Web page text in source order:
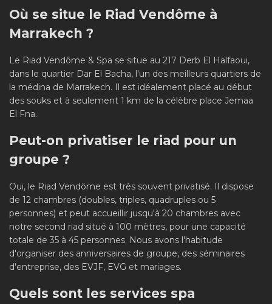
Où se situe le Riad Vendôme à
Marrakech ?
Le Riad Vendôme & Spa se situe au 217 Derb El Halfaoui,
dans le quartier Dar El Bacha, l'un des meilleurs quartiers de
la médina de Marrakech. Il est idéalement placé au début
des souks et à seulement 1 km de la célèbre place Jemaa
El Fna.
Peut-on privatiser le riad pour un
groupe ?
Oui, le Riad Vendôme est très souvent privatisé. Il dispose
de 12 chambres (doubles, triples, quadruples ou 5
personnes) et peut accueillir jusqu'à 20 chambres avec
notre second riad situé à 100 mètres, pour une capacité
totale de 35 à 45 personnes. Nous avons l'habitude
d'organiser des anniversaires de groupe, des séminaires
d'entreprise, des EVJF, EVG et mariages.
Quels sont les services spa